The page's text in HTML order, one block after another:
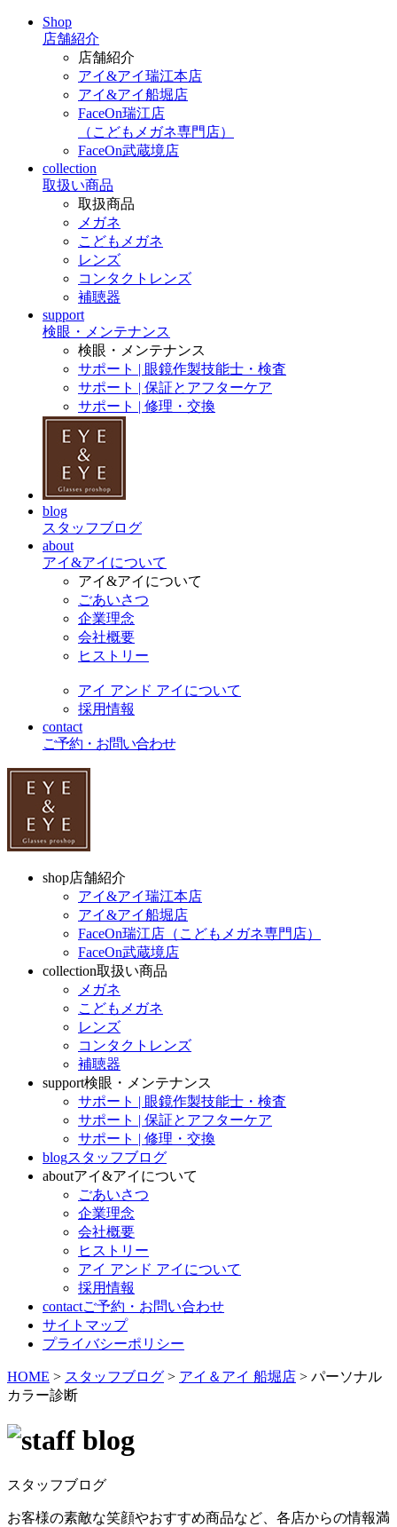
Shop
店舗紹介
店舗紹介
アイ&アイ瑞江本店
アイ&アイ船堀店
FaceOn瑞江店
（こどもメガネ専門店）
FaceOn武蔵境店
collection
取扱い商品
取扱商品
メガネ
こどもメガネ
レンズ
コンタクトレンズ
補聴器
support
検眼・メンテナンス
検眼・メンテナンス
サポート | 眼鏡作製技能士・検査
サポート | 保証とアフターケア
サポート | 修理・交換
blog
スタッフブログ
about
アイ&アイについて
アイ&アイについて
ごあいさつ
企業理念
会社概要
ヒストリー
アイ アンド アイについて
採用情報
contact
ご予約・お問い合わせ
shop店舗紹介
アイ&アイ瑞江本店
アイ&アイ船堀店
FaceOn瑞江店（こどもメガネ専門店）
FaceOn武蔵境店
collection取扱い商品
メガネ
こどもメガネ
レンズ
コンタクトレンズ
補聴器
support検眼・メンテナンス
サポート | 眼鏡作製技能士・検査
サポート | 保証とアフターケア
サポート | 修理・交換
blogスタッフブログ
aboutアイ&アイについて
ごあいさつ
企業理念
会社概要
ヒストリー
アイ アンド アイについて
採用情報
contactご予約・お問い合わせ
サイトマップ
プライバシーポリシー
HOME > スタッフブログ > アイ＆アイ 船堀店 > パーソナル
カラー診断
スタッフブログ
お客様の素敵な笑顔やおすすめ商品など、各店からの情報満